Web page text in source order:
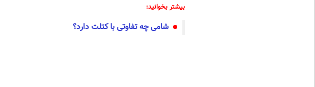
بیشتر بخوانید:
شامی چه تفاوتی با کتلت دارد؟